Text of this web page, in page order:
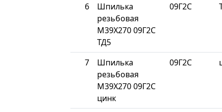
6
Шпилька
резьбовая
М39Х270 09Г2С
ТД5
09Г2С
7
Шпилька
резьбовая
М39Х270 09Г2С
цинк
09Г2С